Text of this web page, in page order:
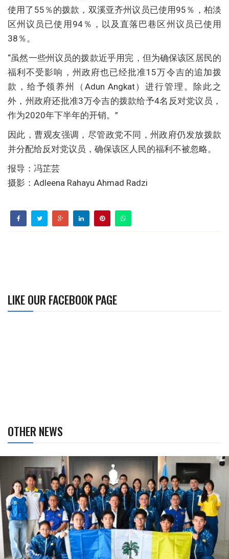
使用了55％的拨款，双溪亚齐州议员已使用95％，柏淡
区州议员已使用94％，以及直落巴巷区州议员已使用
38％。
“虽然一些州议员的拨款近乎用完，但为确保该区居民的
福利不受影响，州政府也已经批准15万令吉的追加拨
款，给予领养州（Adun Angkat）进行管理。除此之
外，州政府还批准3万令吉的拨款给予4名反对党议员，
作为2020年下半年的开销。”
因此，曹观友强调，尽管政党不同，州政府仍发放拨款
并分配给反对党议员，确保该区人民的福利不被忽略。
报导：冯芷芸
摄影：Adleena Rahayu Ahmad Radzi
LIKE OUR FACEBOOK PAGE
OTHER NEWS